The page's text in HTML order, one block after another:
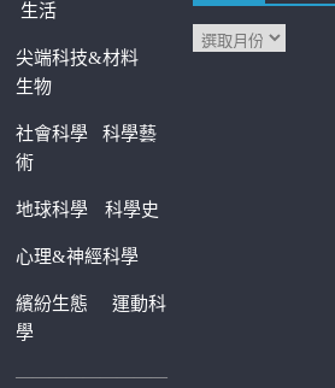
生活
尖端科技&材料
生物
社會科學科學藝
術
地球科學 科學史
心理&神經科學
繽紛生態運動科
學
—————————